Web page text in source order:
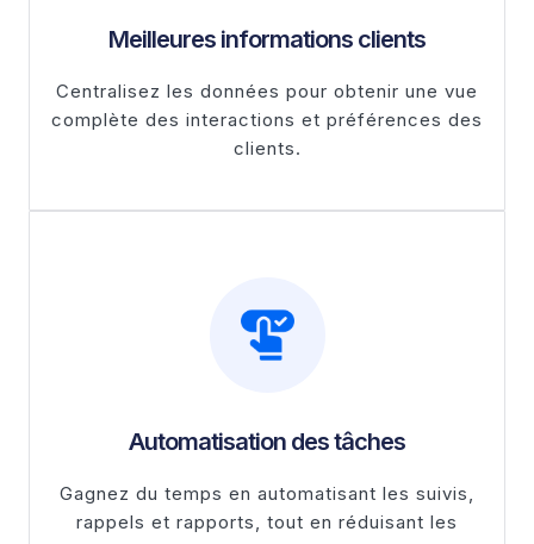
Meilleures informations clients
Centralisez les données pour obtenir une vue
complète des interactions et préférences des
clients.
Automatisation des tâches
Gagnez du temps en automatisant les suivis,
rappels et rapports, tout en réduisant les